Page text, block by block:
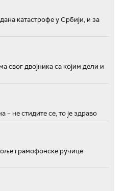
катастрофе у Србији, и за
свог двојника са којим дели и
– не стидите се, то је здраво
грамофонске ручице